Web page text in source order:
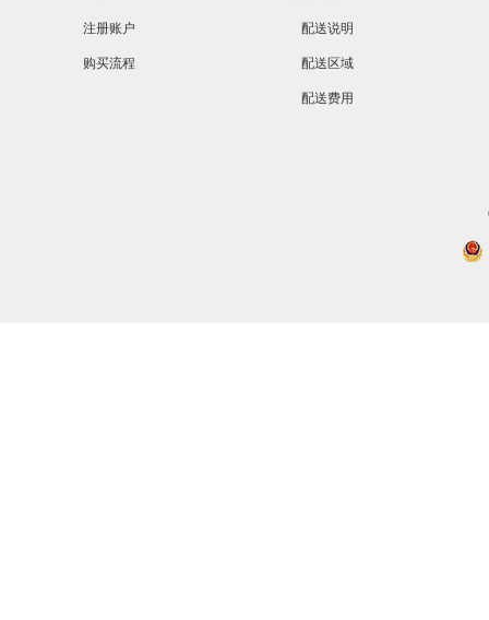
注册账户
购买流程
配送说明
配送区域
配送费用